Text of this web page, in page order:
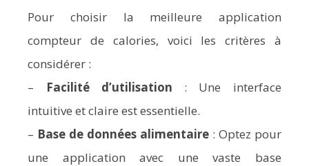
Pour choisir la meilleure application
compteur de calories, voici les critères à
considérer :
–
Facilité d’utilisation : Une interface
intuitive et claire est essentielle.
– Base de données alimentaire: Optez pour
une application avec une vaste base